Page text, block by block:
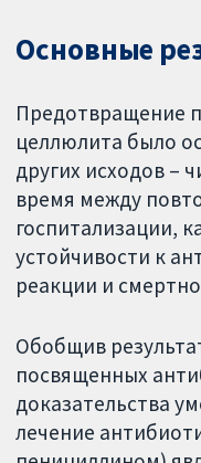
Основные
Предотвращение
целлюлита было
других исходов –
время между
госпитализации,
устойчивости к
реакции и
Обобщив
посвященных
доказательства
лечение